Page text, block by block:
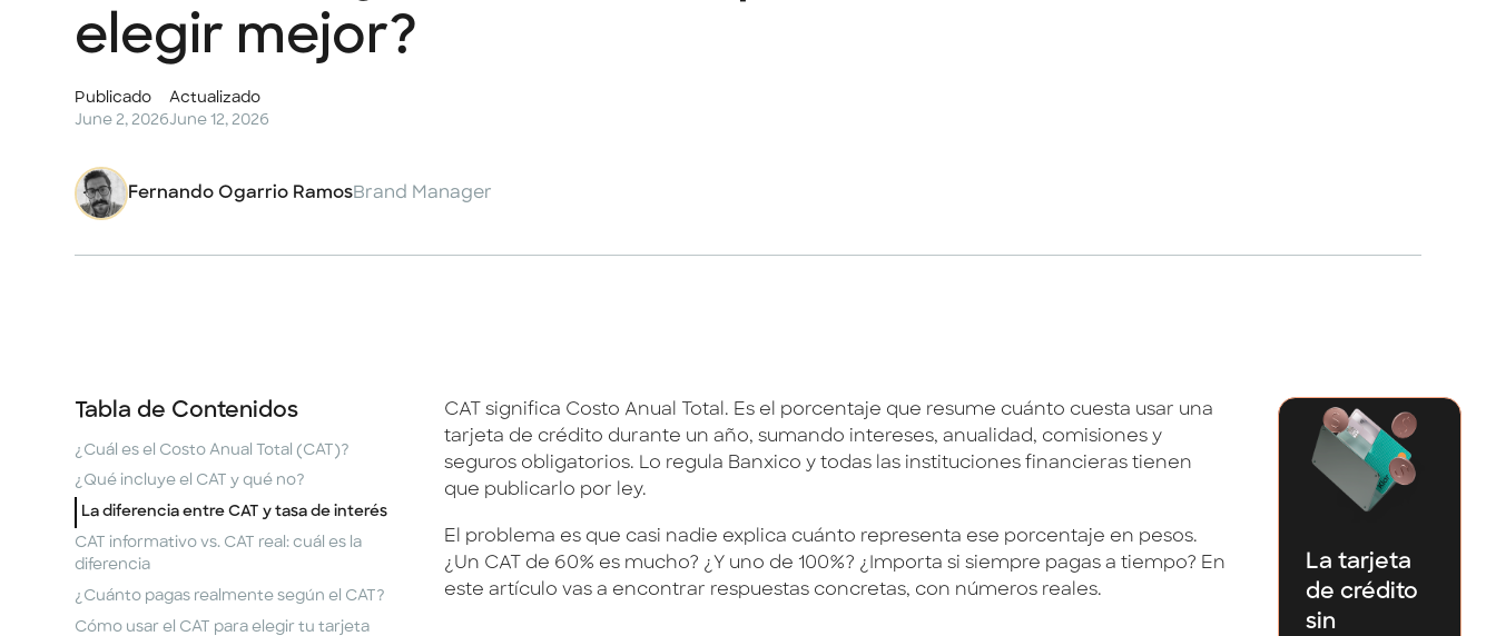
elegir mejor?
Publicado
June 2, 2026
Actualizado
June 12, 2026
Fernando Ogarrio RamosBrand Manager
Tabla de Contenidos
¿Cuál es el Costo Anual Total (CAT)?
¿Qué incluye el CAT y qué no?
La diferencia entre CAT y tasa de interés
CAT informativo vs. CAT real: cuál es la
diferencia
¿Cuánto pagas realmente según el CAT?
Cómo usar el CAT para elegir tu tarjeta
CAT significa Costo Anual Total. Es el porcentaje que resume cuánto cuesta usar una
tarjeta de crédito durante un año, sumando intereses, anualidad, comisiones y
seguros obligatorios. Lo regula Banxico y todas las instituciones financieras tienen
que publicarlo por ley.
El problema es que casi nadie explica cuánto representa ese porcentaje en pesos.
¿Un CAT de 60% es mucho? ¿Y uno de 100%? ¿Importa si siempre pagas a tiempo? En
este artículo vas a encontrar respuestas concretas, con números reales.
La tarjeta
de crédito
sin